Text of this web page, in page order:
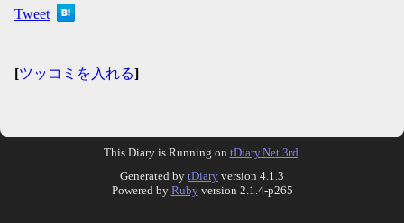
Tweet
[ツッコミを入れる]
This Diary is Running on tDiary.Net 3rd
Generated by tDiary version 4.1.3
Powered by Rubyversion 2.1.4-p265